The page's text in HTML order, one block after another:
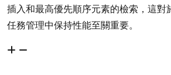
插入和最高優先順序元素的檢索，這對
任務管理中保持性能至關重要。